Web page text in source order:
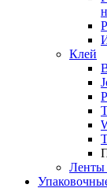
Клей
Ленты